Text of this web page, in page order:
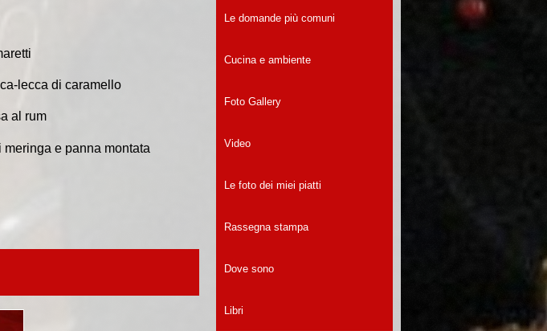
lecca di caramello
al rum
e panna montata
Le domande più comuni
Cucina e ambiente
Foto Gallery
Video
Le foto dei miei piatti
Rassegna stampa
Dove sono
Libri